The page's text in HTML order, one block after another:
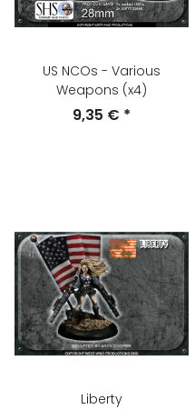
US NCOs - Various
Weapons (x4)
9,35 € *
Liberty